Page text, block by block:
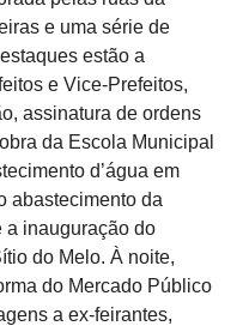
e uma série de
estão a
e Vice-Prefeitos,
assinatura de ordens
da Escola Municipal
d’água em
abastecimento da
a inauguração do
do Melo. À noite,
do Mercado Público
a ex-feirantes,